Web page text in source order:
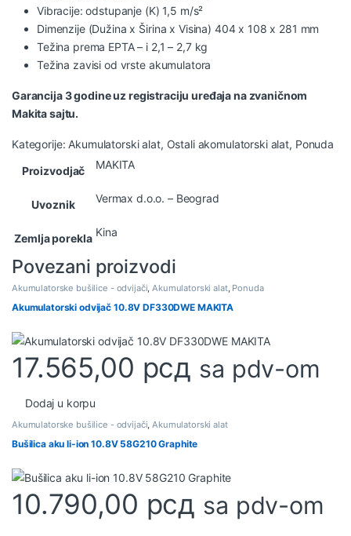
Vibracije: odstupanje (K) 1,5 m/s²
Dimenzije (Dužina x Širina x Visina) 404 x 108 x 281 mm
Težina prema EPTA – i 2,1 – 2,7 kg
Težina zavisi od vrste akumulatora
Garancija 3 godine uz registraciju uređaja na zvaničnom
Makita sajtu.
Kategorije: Akumulatorski alat, Ostali akomulatorski alat, Ponuda
Proizvodjač
MAKITA
Uvoznik Vermax d.o.o. – Beograd
Zemlja porekla Kina
Povezani proizvodi
Akumulatorske bušilice - odvijači Akumulatorski alat, Ponuda
Akumulatorski odvijač 10.8V DF330DWE MAKITA
17.565,00 рсд sa pdv-om
Dodaj u korpu
Akumulatorske bušilice - odvijači,Akumulatorski alat
Bušilica aku li-ion 10.8V 58G210 Graphite
10.790,00 рсд sa pdv-om